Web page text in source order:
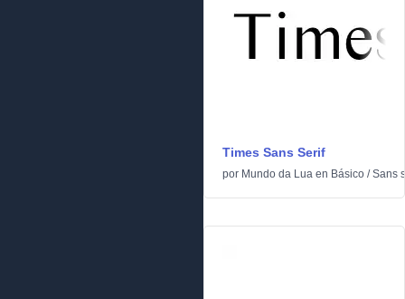
Times Sans Serif
por Mundo da Lua en Básico /Sans